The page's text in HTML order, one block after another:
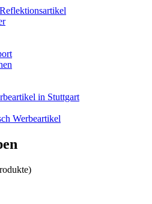
in Stuttgart
Werbeartikel